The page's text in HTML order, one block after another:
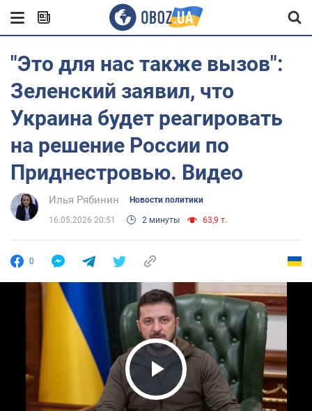
"Это для нас также вызов":
Зеленский заявил, что
Украина будет реагировать
на решение России по
Приднестровью. Видео
Илья Рябинин Новости политики
16.05.2026 20:51 2 минуты 63,9 т.
0
Play Video